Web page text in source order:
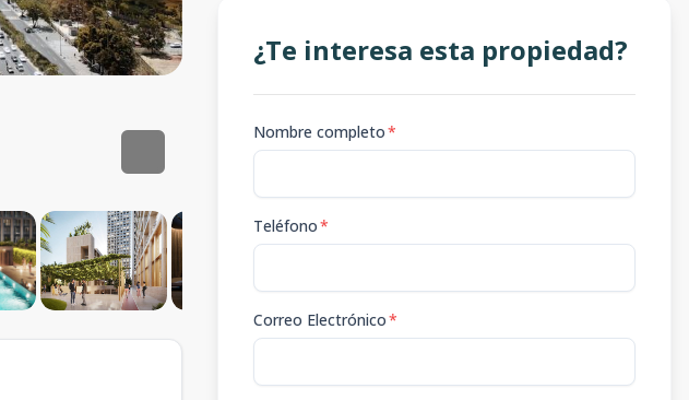
¿Te interesa esta propiedad?
Nombre completo*
Teléfono*
Correo Electrónico*